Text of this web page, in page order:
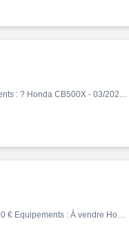
Cb, 03/2025, 6600 km, Essence, 500cm³, 6490 € Equipements : ? Honda CB500X - 03/2025 - 6600 kms compatible permis A2 ! ? ?? Equipements: ?? Amortisseur Öhlins ?? Pare-carters ?? Garantie HONDA jusque 03/2030 ? Prix : 6 490 EUR Nos services: ?? Financement Yamaha de 12 à 60 mois …
Cb, 01/2021, 8300 km, Essence, 649cm³, Couleur gris, 7490 € Equipements : À vendre Honda CB650R, mise en circulation le 05/01/2021, avec seulement 8 300 km. Roadster au style Neo Sports Café, équipé du 4 cylindres Honda de 649 cm³. Une moto au look sportif, agrémentée de plusieu…